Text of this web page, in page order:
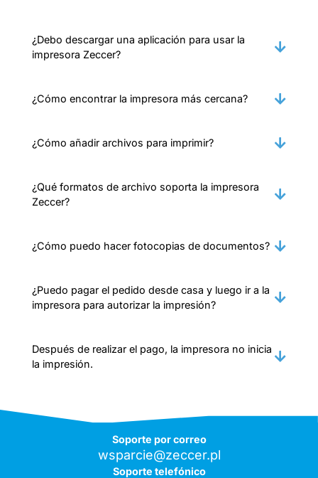
¿Debo descargar una aplicación para usar la
impresora Zeccer?
¿Cómo encontrar la impresora más cercana?
¿Cómo añadir archivos para imprimir?
¿Qué formatos de archivo soporta la impresora
Zeccer?
¿Cómo puedo hacer fotocopias de documentos?
¿Puedo pagar el pedido desde casa y luego ir a la
impresora para autorizar la impresión?
Después de realizar el pago, la impresora no inicia
la impresión.
Soporte por correo
wsparcie@zeccer.pl
Soporte telefónico